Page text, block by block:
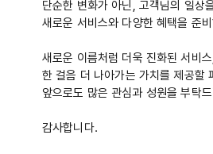
단순한 변화가 아닌, 고객님의 일상
새로운 서비스와 다양한 혜택을 준
새로운 이름처럼 더욱 진화된 서비
한 걸음 더 나아가는 가치를 제공할
앞으로도 많은 관심과 성원을 부탁
감사합니다.